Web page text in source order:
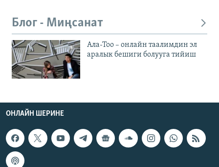
Блог - Миңсанат
Ала-Тоо – онлайн таалимдин эл
аралык бешиги болууга тийиш
ОНЛАЙН ШЕРИНЕ